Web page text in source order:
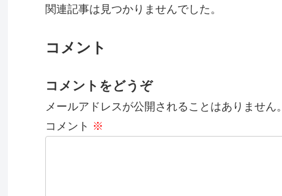
関連記事は見つかりませんでした。
コメント
コメントをどうぞ
メールアドレスが公開されることはありません。
コメント ※